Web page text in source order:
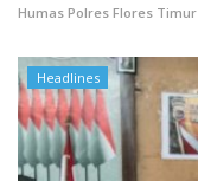
Humas Polres Flores Timur
Headlines